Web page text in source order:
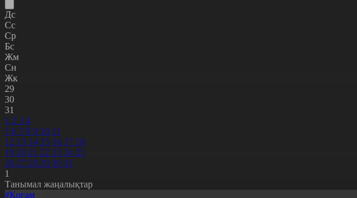
Дс
Сс
Ср
Бс
Жм
Сн
Жк
29
30
31
1 2 3 4
5 6 7 8 9 10 11
12 13 14 15 16 17 18
19 20 21 22 23 24 25
26 27 28 29 30 31
1
Танымал жаңалықтар
#Қоғам